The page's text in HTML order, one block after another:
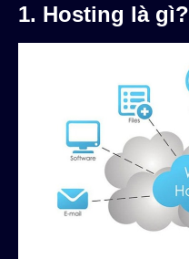
1. Hosting là gì?